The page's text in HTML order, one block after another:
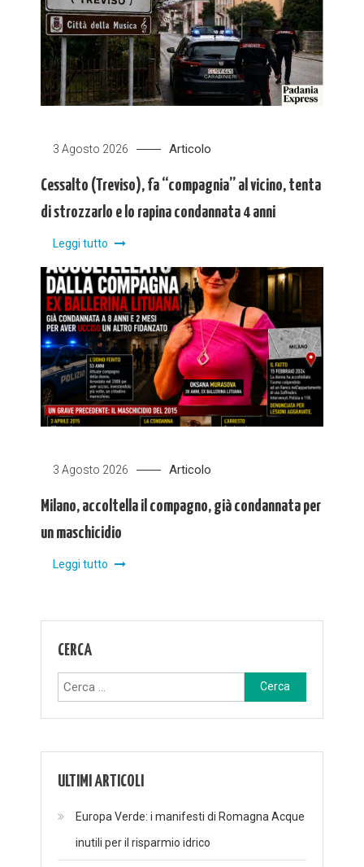
3 Agosto 2026 Articolo
Cessalto (Treviso), fa “compagnia” al vicino, tenta
di strozzarlo e lo rapina condannata 4 anni
Leggi tutto
3 Agosto 2026 Articolo
Milano, accoltella il compagno, già condannata per
un maschicidio
Leggi tutto
CERCA
Ricerca
per:
ULTIMI ARTICOLI
Europa Verde: i manifesti di Romagna Acque
inutili per il risparmio idrico